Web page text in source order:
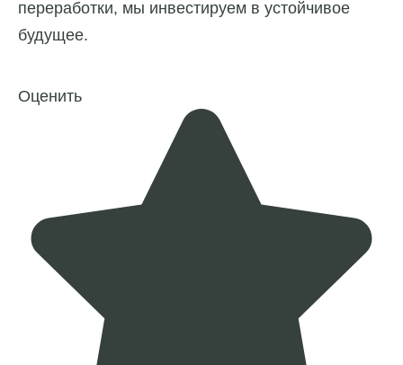
переработки, мы инвестируем в устойчивое
будущее.
Оценить